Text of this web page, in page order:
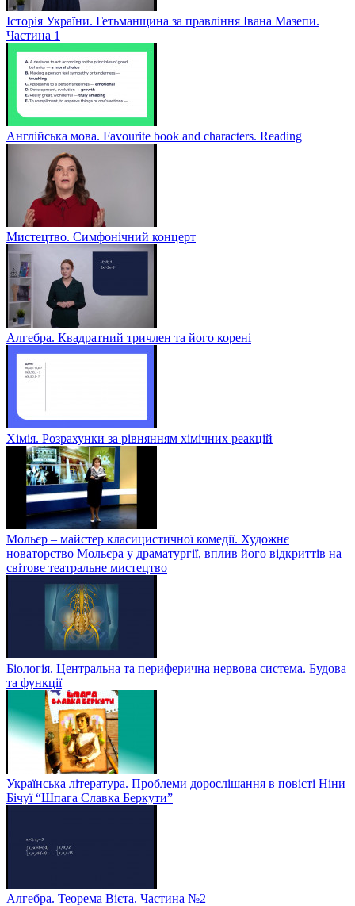
Історія України. Гетьманщина за правління Івана Мазепи.
Частина 1
Англійська мова. Favourite book and characters. Reading
Мистецтво. Симфонічний концерт
Алгебра. Квадратний тричлен та його корені
Хімія. Розрахунки за рівнянням хімічних реакцій
Мольєр – майстер класицистичної комедії. Художнє
новаторство Мольєра у драматургії, вплив його відкриттів на
світове театральне мистецтво
Біологія. Центральна та периферична нервова система. Будова
та функції
Українська література. Проблеми дорослішання в повісті Ніни
Бічуї “Шпага Славка Беркути”
Алгебра. Теорема Вієта. Частина №2